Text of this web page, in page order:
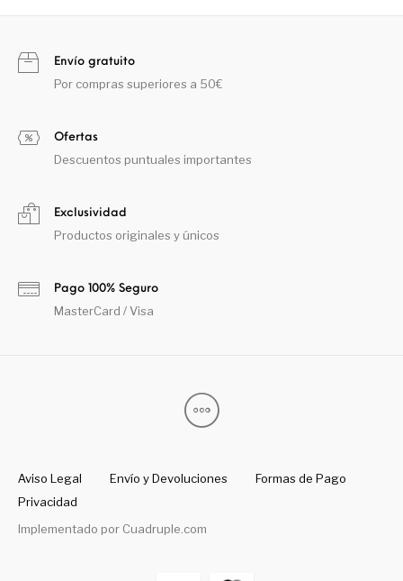
Envío gratuito
Por compras superiores a 50€
Ofertas
Descuentos puntuales importantes
Exclusividad
Productos originales y únicos
Pago 100% Seguro
MasterCard / Visa
Aviso Legal Envío y Devoluciones
Formas de Pago
Privacidad
Implementado por Cuadruple.com